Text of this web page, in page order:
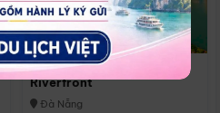
Melia Vinpearl Danang
Riverfront
Đà Nẵng